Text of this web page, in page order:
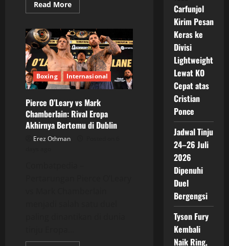
Read MoreRead
more
Lewis
Ragukan
Masa
Depan
Anthony
Joshua,
Masih
Layak
Bertarung?
Boxing Internasional
Pierce O’Leary vs Mark
Chamberlain: Rival Eropa
Akhirnya Bertemu di Dublin
Erez Othman
Carfunjol
Kirim Pesan
Keras ke
Divisi
Lightweight
Lewat KO
Cepat atas
Cristian
Ponce
Jadwal Tinju
24–26 Juli
2026
Dipenuhi
Duel
Bergengsi
Tyson Fury
Kembali
Naik Ring,